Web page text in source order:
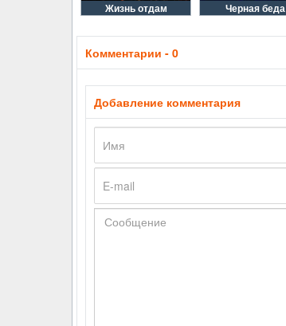
Жизнь отдам Черная беда
Комментарии - 0
Добавление комментария